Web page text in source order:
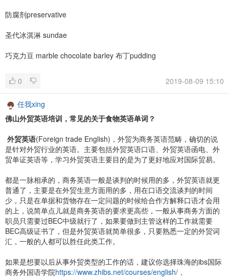
防腐剂preservative
圣代冰淇淋 sundae
巧克力豆 marble chocolate barley 布丁pudding
0 2019-08-09 15:10
任我xing
佛山外贸英语培训，常见的关于食物英语单词？
外贸英语(Foreign trade English)，外贸为商务英语范畴，确切的说
是针对外贸行业的英语。主要包括外贸英语口语、外贸英语函电、外
贸单证英语等，学习外贸英语主要目的是为了更好地应对国际贸易。
都是一脉相承的，商务英语一般是谈判的时候用的多，外贸英语就更
普通了，主要是在外贸生意方面用的多，用在口语交流谈判的时间
少，只是在单据和货物存在一定问题的时候给合作方解释口语才会用
的上，说简单点儿就是商务英语的要求更高些，一般从事商务方面的
职员只需要过BEC中级就行了，如果要做到主管这样的工作就需要
BEC高级证书了，但是外贸英语就简单很多，只要熟悉一定的外贸词
汇，一般的人都可以胜任此类工作。
如果是想要以后从事外贸类型的工作的话，建议你选择珠海的ibs国际
商务外国语学院https://www.zhibs.net/courses/english/，